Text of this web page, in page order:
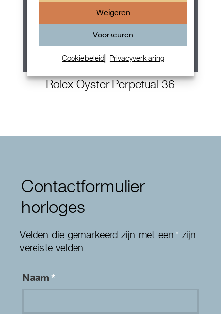
Weigeren
Voorkeuren
Cookiebeleid Privacyverklaring
Rolex Oyster Perpetual 36
Contactformulier
horloges
Velden die gemarkeerd zijn met een* zijn
vereiste velden
Naam*